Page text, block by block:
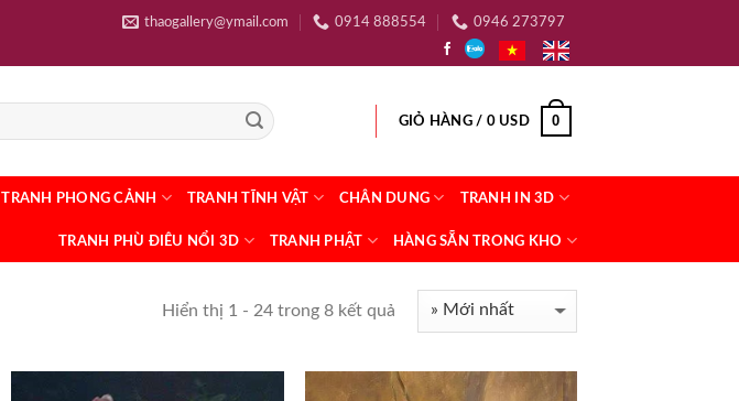
thaogallery@ymail.com 0914 888554 0946 273797
GIỎ HÀNG / 0USD 0
TRANH PHONG CẢNH TRANH TĨNH VẬT CHÂN DUNG TRANH IN 3D
TRANH PHÙ ĐIÊU NỔI 3D TRANH PHẬT HÀNG SẴN TRONG KHO
Hiển thị 1 - 24 trong 8 kết quả